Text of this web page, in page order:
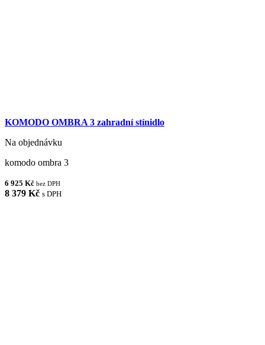
KOMODO OMBRA 3 zahradní stínidlo
Na objednávku
komodo ombra 3
6 925 Kč bez DPH
8 379 Kč s DPH